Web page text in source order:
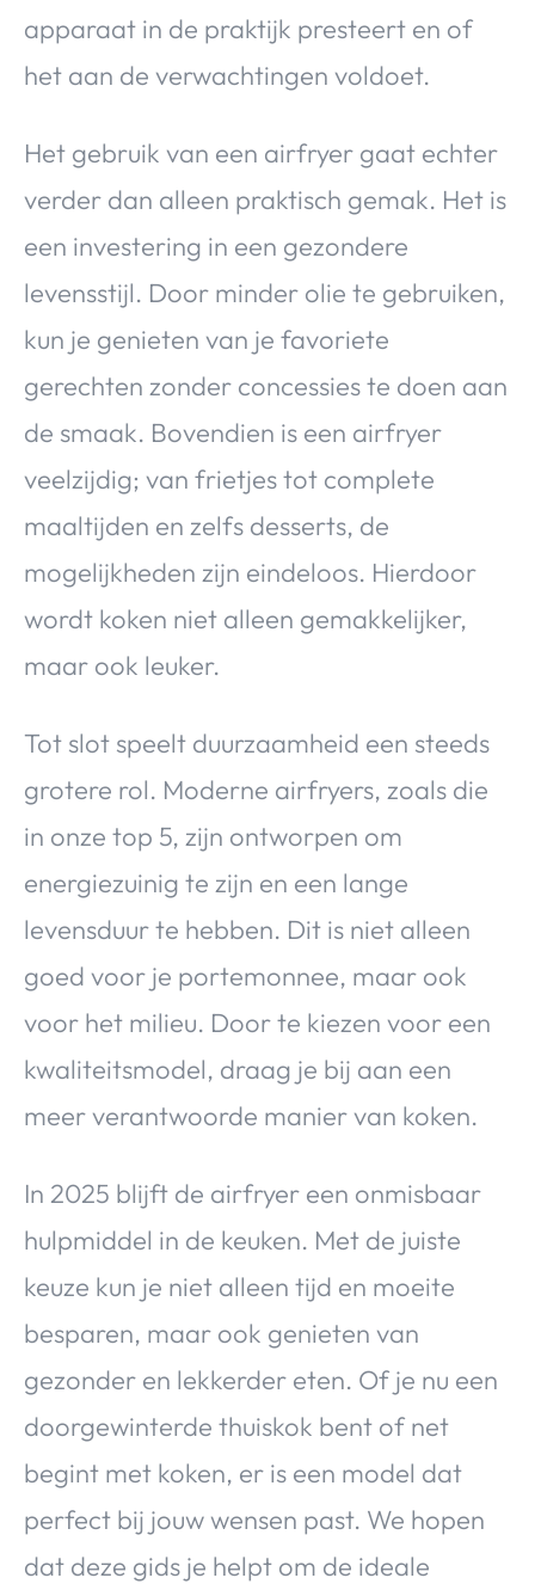
apparaat in de praktijk presteert en of
het aan de verwachtingen voldoet.
Het gebruik van een airfryer gaat echter
verder dan alleen praktisch gemak. Het is
een investering in een gezondere
levensstijl. Door minder olie te gebruiken,
kun je genieten van je favoriete
gerechten zonder concessies te doen aan
de smaak. Bovendien is een airfryer
veelzijdig; van frietjes tot complete
maaltijden en zelfs desserts, de
mogelijkheden zijn eindeloos. Hierdoor
wordt koken niet alleen gemakkelijker,
maar ook leuker.
Tot slot speelt duurzaamheid een steeds
grotere rol. Moderne airfryers, zoals die
in onze top 5, zijn ontworpen om
energiezuinig te zijn en een lange
levensduur te hebben. Dit is niet alleen
goed voor je portemonnee, maar ook
voor het milieu. Door te kiezen voor een
kwaliteitsmodel, draag je bij aan een
meer verantwoorde manier van koken.
In 2025 blijft de airfryer een onmisbaar
hulpmiddel in de keuken. Met de juiste
keuze kun je niet alleen tijd en moeite
besparen, maar ook genieten van
gezonder en lekkerder eten. Of je nu een
doorgewinterde thuiskok bent of net
begint met koken, er is een model dat
perfect bij jouw wensen past. We hopen
dat deze gids je helpt om de ideale